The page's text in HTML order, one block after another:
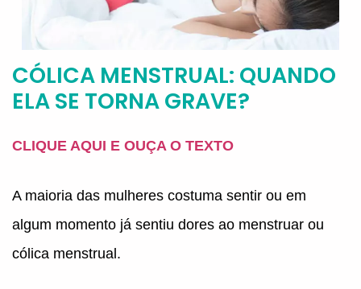
CÓLICA MENSTRUAL: QUANDO
ELA SE TORNA GRAVE?
CLIQUE AQUI E OUÇA O TEXTO
A maioria das mulheres costuma sentir ou em
algum momento já sentiu dores ao menstruar ou
cólica menstrual.